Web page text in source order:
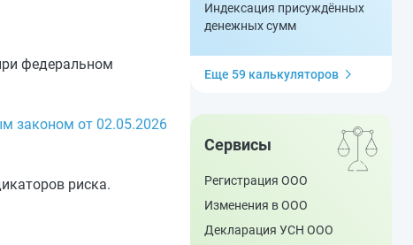
федеральном
законом от 02.05.2026
риска.
Индексация присуждённых
денежных сумм
Еще 59 калькуляторов
Сервисы
Регистрация ООО
Изменения в ООО
Декларация УСН ООО